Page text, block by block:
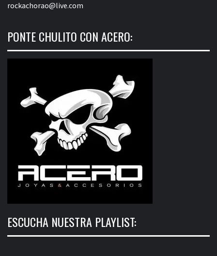
rockachorao@live.com
PONTE CHULITO CON ACERO:
ESCUCHA NUESTRA PLAYLIST: